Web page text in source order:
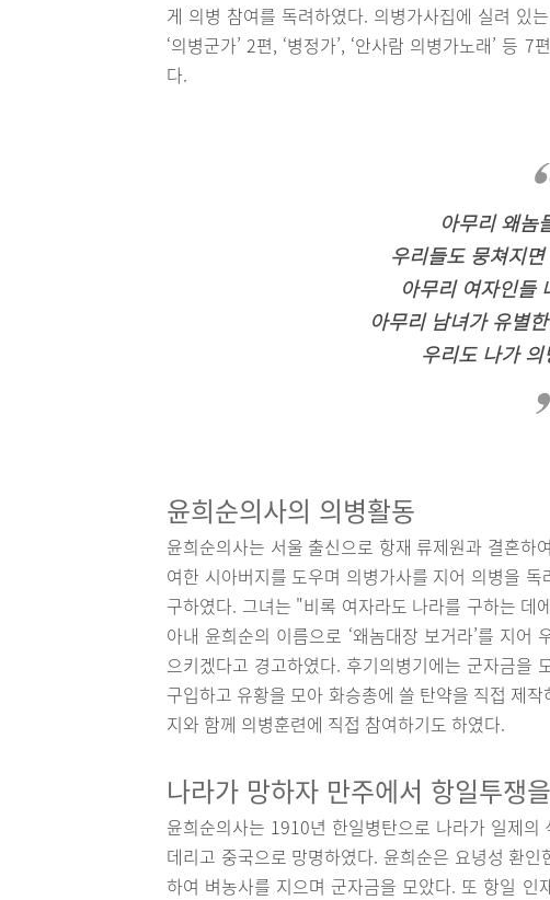
게 의병 참여를 독려하였다. 의병가사집에 실려 있는
‘의병군가’ 2편, ‘병정가’, ‘안사람 의병가노래’ 등
다.
아무리 왜놈
우리들도 뭉쳐지
아무리 여자인들
아무리 남녀가 유별
우리도 나가
윤희순의사의 의병활동
윤희순의사는 서울 출신으로 항재 류제원과 결혼
여한 시아버지를 도우며 의병가사를 지어 의병을
구하였다. 그녀는 "비록 여자라도 나라를 구하는 데
아내 윤희순의 이름으로 ‘왜놈대장 보거라’를 지
으키겠다고 경고하였다. 후기의병기에는 군자금을
구입하고 유황을 모아 화승총에 쓸 탄약을 직접 제
지와 함께 의병훈련에 직접 참여하기도 하였다.
나라가 망하자 만주에서 항일투쟁
윤희순의사는 1910년 한일병탄으로 나라가 일제
데리고 중국으로 망명하였다. 윤희순은 요녕성 환
하여 벼농사를 지으며 군자금을 모았다. 또 항일